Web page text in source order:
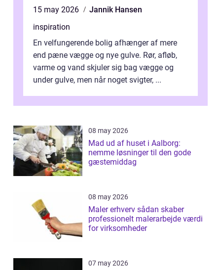
15 may 2026
Jannik Hansen
inspiration
En velfungerende bolig afhænger af mere
end pæne vægge og nye gulve. Rør, afløb,
varme og vand skjuler sig bag vægge og
under gulve, men når noget svigter, ...
08 may 2026
Mad ud af huset i Aalborg:
nemme løsninger til den gode
gæstemiddag
08 may 2026
Maler erhverv sådan skaber
professionelt malerarbejde værdi
for virksomheder
07 may 2026